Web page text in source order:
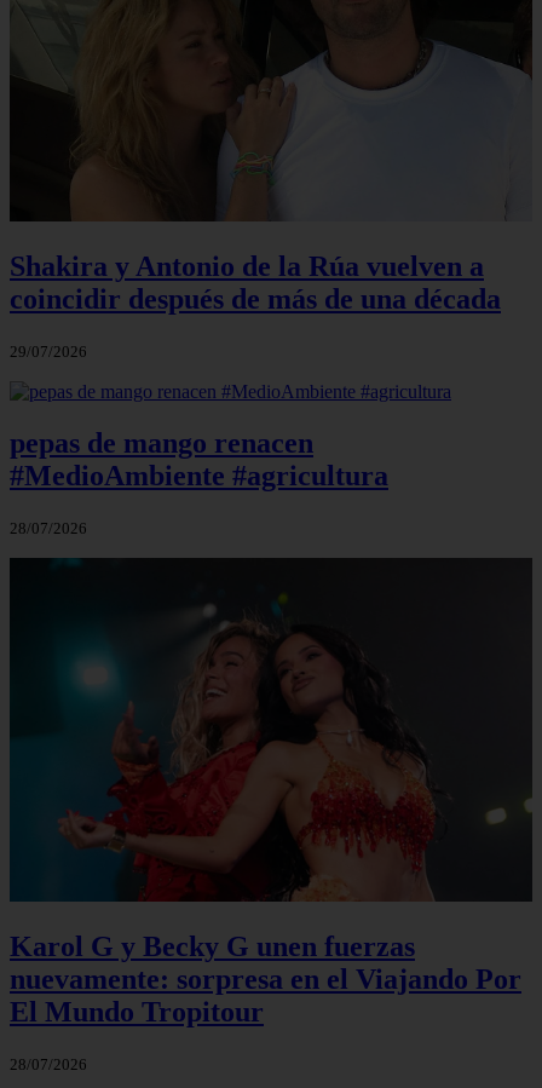
Shakira y Antonio de la Rúa vuelven a
coincidir después de más de una década
29/07/2026
pepas de mango renacen
#MedioAmbiente #agricultura
28/07/2026
Karol G y Becky G unen fuerzas
nuevamente: sorpresa en el Viajando Por
El Mundo Tropitour
28/07/2026